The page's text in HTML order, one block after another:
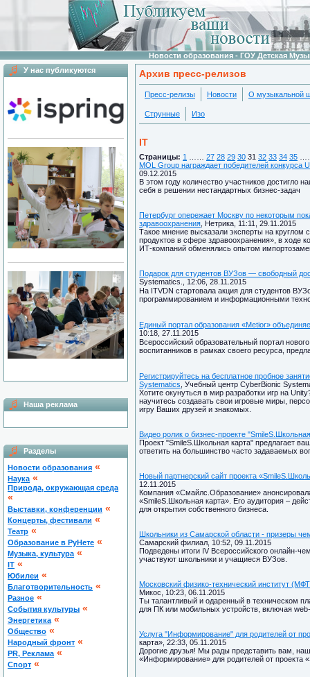
Новости образования - ГОУ Детская
У нас публикуются
Наша реклама
Разделы
Новости образования «
Наука «
Природа, окружающая среда
«
Выставки, конференции «
Концерты, фестивали «
Театр «
Образование в РуНете «
Музыка, культура «
IT «
Юбилеи «
Благотворительность «
Разное «
Cобытия культуры «
Энергетика «
Общество «
Народный фронт «
PR, Реклама «
Спорт «
Архив пресс-релизов
Пресс-релизы Новости О музыкальной
Струнные Изо
IT
Страницы: 1 27 28 29 30 31 32 33 34 35
MOL Group награждает победителей конкурса
09.12.2015
В этом году количество участников достигло
себя в решении нестандартных бизнес-задач
Петербург опережает Москву по некоторым
здравоохранения , Нетрика, 11:11, 29.11.2015
Такое мнение высказали эксперты на круглом
продуктов в сфере здравоохранения», в ходе
ИТ-компаний обменялись опытом
Подарок для студентов ВУЗов — свободный
Systematics., 12:06, 28.11.2015
На ITVDN стартовала акция для студентов
программированием и информационными
Единый портал образования «Metior»
10:18, 27.11.2015
Всероссийский образовательный портал
воспитанников в рамках своего ресурса,
Регистрируйтесь на бесплатное пробное
Systematics , Учебный центр CyberBionic
Хотите окунуться в мир разработки игр на
научитесь создавать свои игровые миры,
игру Ваших друзей и знакомых.
Видео ролик о бизнес-проекте
Проект "SmileS.Школьная карта" предлагает
ответить на большинство часто задаваемых
Новый партнерский сайт проекта
12.11.2015
Компания «Смайлс.Образование»
«SmileS.Школьная карта». Его аудитория –
для открытия собственного бизнеса.
Школьники из Самарской области - призеры
Самарский филиал, 10:52, 09.11.2015
Подведены итоги IV Всероссийского онлайн-
участвуют школьники и учащиеся ВУЗов.
Московский физико-технический институт
Микос, 10:23, 06.11.2015
Ты талантливый и одаренный в техническом
для ПК или мобильных устройств, включая
Услуга "Информирование" для родителей от
карта», 22:33, 05.11.2015
Дорогие друзья! Мы рады представить вам,
«Информирование» для родителей от проекта